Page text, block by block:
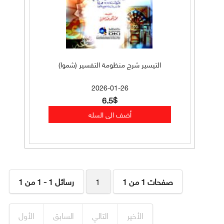
التيسير شرح منظومة التفسير (شموا)
2026-01-26
6.5$
رسائل 1 - 1 من 1 1 صفحات 1 من 1
الأول السابق التالي الأخير